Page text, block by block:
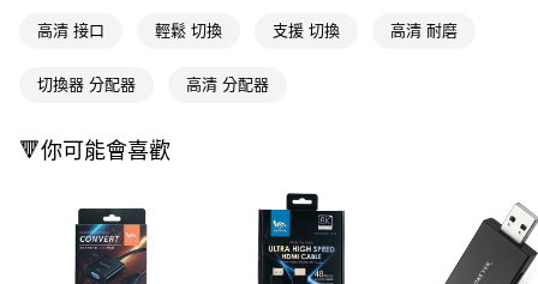
【「AFTEE先享後付」結帳流程】
結帳頁面，進行簡訊認證並確認金額後，即可完成結帳。
ATM／網路銀行／等多元方式進行付款，方視為交易完成。
※ 請注意：結帳手續完成當下不需立刻繳費，但若您需要取消訂單，請聯絡
後付繳納相關費用。
※ 交易是否成功請以「AFTEE先享後付 」之結帳頁面顯示為準，若有關於
是否繳費成功／繳費後需取消欲退款等相關疑問，請聯繫「AFTEE先享後付
客戶支援中心」https://netprotections.freshdesk.com/support/home
高清 接口 輕鬆 切換 支援 切換 高清 耐磨
切換器 分配器 高清 分配器
🔻你可能會喜歡